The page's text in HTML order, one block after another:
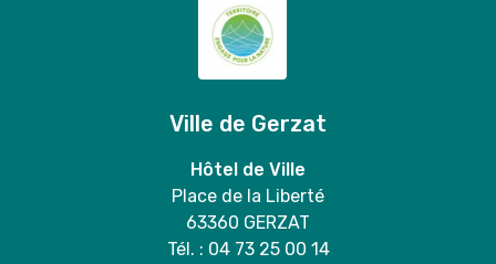
Ville de Gerzat
Hôtel de Ville
Place de la Liberté
63360 GERZAT
Tél. : 04 73 25 00 14